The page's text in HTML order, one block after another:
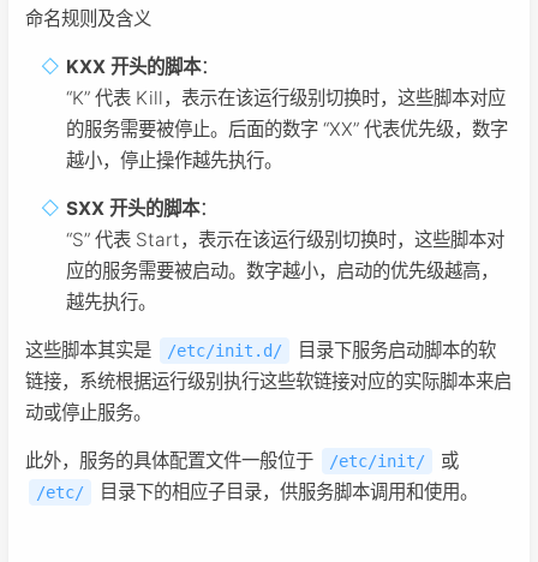
命名规则及含义
KXX 开头的脚本：
“K” 代表 Kill，表示在该运行级别切换时，这些脚本对应
的服务需要被停止。后面的数字 “XX” 代表优先级，数字
越小，停止操作越先执行。
SXX 开头的脚本：
“S” 代表 Start，表示在该运行级别切换时，这些脚本对
应的服务需要被启动。数字越小，启动的优先级越高，
越先执行。
这些脚本其实是 /etc/init.d/
目录下服务启动脚本的软
链接，系统根据运行级别执行这些软链接对应的实际脚本来启
动或停止服务。
此外，服务的具体配置文件一般位于 /etc/init/ 或
/etc/ 目录下的相应子目录，供服务脚本调用和使用。